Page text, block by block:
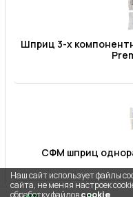
Шприц 3-х
СФМ шприц
Наш сайт использует файлы
сайта, не меняя настроек
обработку файловcookie